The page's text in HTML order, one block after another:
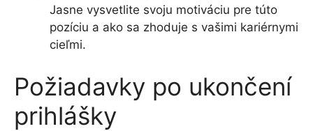
Jasne vysvetlite svoju motiváciu pre túto
pozíciu a ako sa zhoduje s vašimi kariérnymi
cieľmi.
Požiadavky po ukončení
prihlášky